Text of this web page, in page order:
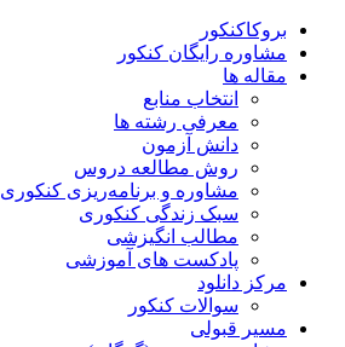
بروکاکنکور
مشاوره رایگان کنکور
مقاله ها
انتخاب منابع
معرفی رشته ها
دانش آزمون
روش مطالعه دروس
مشاوره و برنامه‌ریزی کنکوری
سبک زندگی کنکوری
مطالب انگیزشی
پادکست های آموزشی
مرکز دانلود
سوالات کنکور
مسیر قبولی